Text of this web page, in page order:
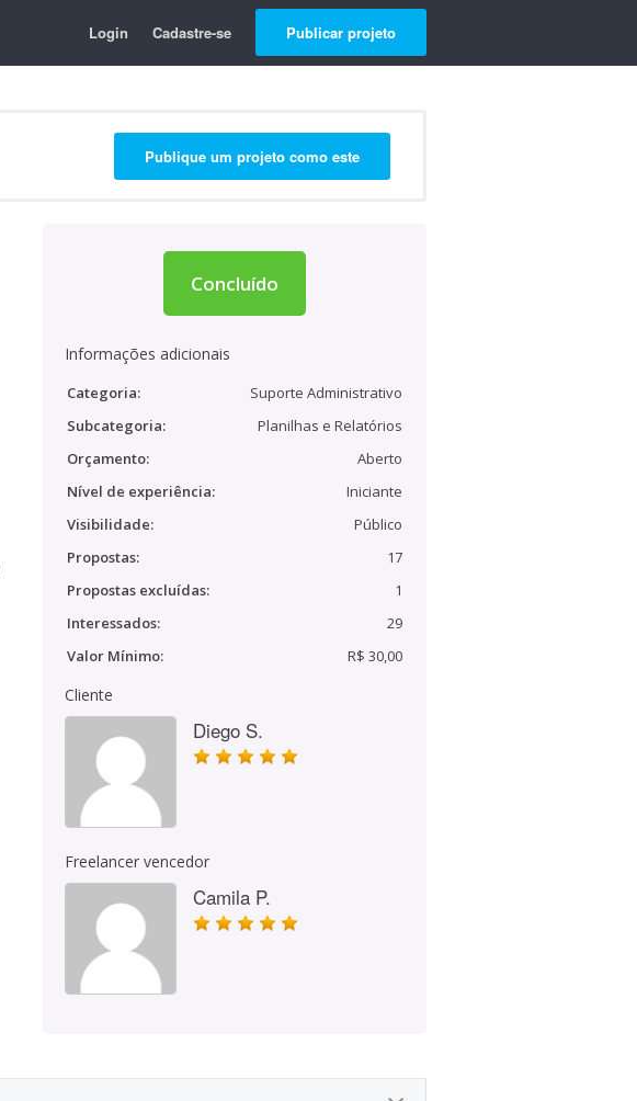
Login Cadastre-se Publicar projeto
Publique um projeto como este
Concluído
Informações adicionais
Categoria:
Suporte Administrativo
Subcategoria:
Planilhas e Relatórios
Orçamento:
Aberto
Nível de experiência:
Iniciante
Visibilidade:
Público
Propostas:
17
Propostas excluídas:
1
Interessados:
29
Valor Mínimo:
R$ 30,00
Cliente
Diego S.
Freelancer vencedor
Camila P.